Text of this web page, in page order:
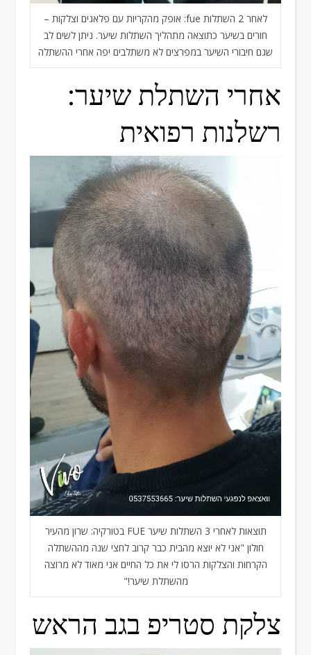
לאחר 2 השתלות fue: אופק מהקריות עם פלאגים וצלקות –
חורים בשיער כתוצאה מתהליך השתלות שיער. ניתן לשים לב
שגם חיבורי השיער במפרצים לא משתלבים יפה אחרי ההשתלה
אחרי השתלת שיער:
רשלנות רפואית
תוצאות לאחרי 3 השתלות שיער FUE בטורקיה: שרון מהעיר
חולון "אני לא יוצא מהבית כבר קרוב לחצי שנה מההשתלה
הקרחות והצלקות הרסו לי את כל החיים אני מאוד לא מרוצה
מהשתלת שיער!"
צלקת סטריפ בגב הראש